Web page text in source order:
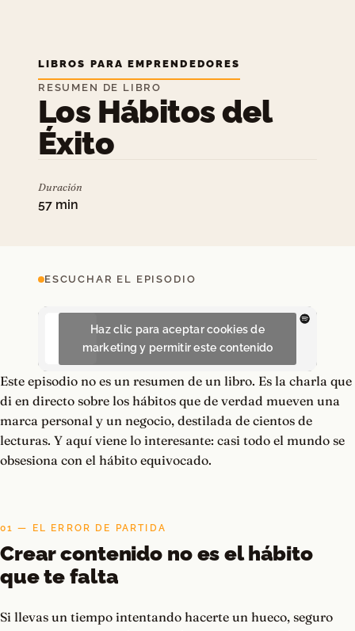
LIBROS PARA EMPRENDEDORES
RESUMEN DE LIBRO
Los Hábitos del
Éxito
Duración
57 min
ESCUCHAR EL EPISODIO
Haz clic para aceptar cookies de
marketing y permitir este contenido
Este episodio no es un resumen de un libro. Es la charla que
di en directo sobre los hábitos que de verdad mueven una
marca personal y un negocio, destilada de cientos de
lecturas. Y aquí viene lo interesante: casi todo el mundo se
obsesiona con el hábito equivocado.
01 — EL ERROR DE PARTIDA
Crear contenido no es el hábito
que te falta
Si llevas un tiempo intentando hacerte un hueco, seguro